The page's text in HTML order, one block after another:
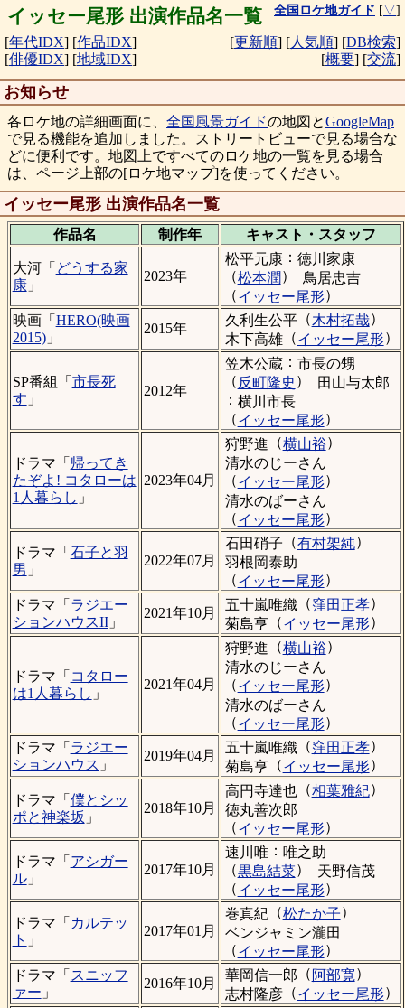
イッセー尾形 出演作品名一覧 全国ロケ地ガイド [▽]
[年代IDX] [作品IDX]
[俳優IDX] [地域IDX]
[更新順] [人気順] [DB検索]
[概要] [交流]
お知らせ
各ロケ地の詳細画面に、 全国風景ガイドの地図とGoogleMap
で見る機能を追加しました。ストリートビューで見る場合な
どに便利です。地図上ですべてのロケ地の一覧を見る場合
は、ページ上部の[ロケ地マップ]を使ってください。
イッセー尾形 出演作品名一覧
作品名 制作年 キャスト・ スタッフ
大河「 どうする家
康」
2023年
松平元康： 徳川家康
（松本潤）
鳥居忠吉
（イッセー尾形）
映画「 HERO(映画
2015)」
2015年
久利生公平（木村拓哉）
木下高雄（イッセー尾形）
SP番組「 市長死
す 」
2012年
笠木公蔵： 市長の甥
（ 反町隆史 ）
田山与太郎
： 横川市長
（イッセー尾形）
ドラマ「 帰ってき
たぞよ! コタローは
1人暮らし 」
2023年04月
狩野進 （横山裕）
清水のじーさん
（イッセー尾形）
清水のばーさん
（イッセー尾形）
ドラマ「 石子と羽
男 」
2022年07月
石田硝子 （有村架純）
羽根岡泰助
（イッセー尾形）
ドラマ「 ラジエー
ションハウスII」
2021年10月
五十嵐唯織 （窪田正孝）
菊島亨（イッセー尾形）
ドラマ「 コタロー
は1人暮らし 」
2021年04月
狩野進 （横山裕）
清水のじーさん
（イッセー尾形）
清水のばーさん
（イッセー尾形）
ドラマ「 ラジエー
ションハウス 」
2019年04月
五十嵐唯織 （窪田正孝）
菊島亨（イッセー尾形）
ドラマ「 僕とシッ
ポと神楽坂 」
2018年10月
高円寺達也 （相葉雅紀）
徳丸善次郎
（イッセー尾形）
ドラマ「 アシガー
ル」
2017年10月
速川唯： 唯之助
（黒島結菜）
天野信茂
（イッセー尾形）
ドラマ「 カルテッ
ト 」
2017年01月
巻真紀 （松たか子）
ベンジャミン瀧田
（イッセー尾形）
ドラマ「 スニッフ
ァー 」
2016年10月
華岡信一郎 （ 阿部寛）
志村隆彦（イッセー尾形）